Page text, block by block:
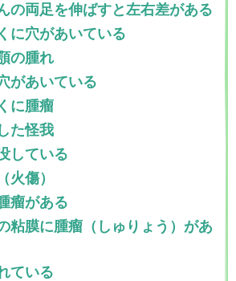
の両足を伸ばすと左右差がある
に穴があいている
の腫れ
があいている
に腫瘤
た怪我
している
火傷）
瘤がある
粘膜に腫瘤（しゅりょう）があ
ている